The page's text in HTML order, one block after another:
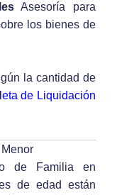
Asesoría para
los bienes de
la cantidad de
de Liquidación
de Familia en
de edad están